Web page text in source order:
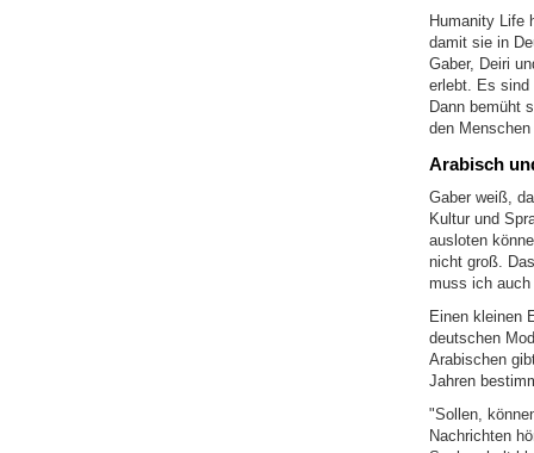
Humanity Life
damit sie in
Gaber, Deiri
erlebt. Es sind
Dann bemüht
den
Arabisch
Gaber weiß,
Kultur und
ausloten
nicht groß.
muss ich auch
Einen kleinen
deutschen
Arabischen
Jahren
"Sollen,
Nachrichten